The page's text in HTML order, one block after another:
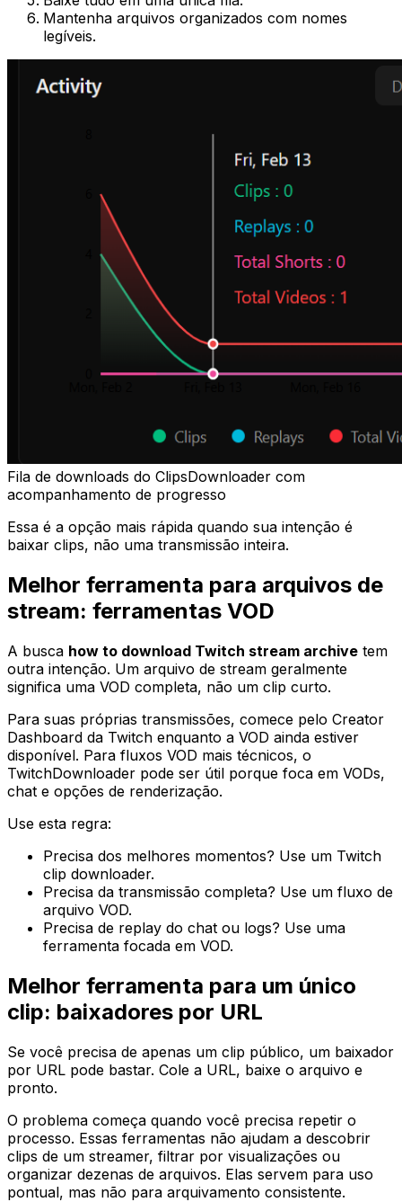
Mantenha arquivos organizados com nomes
legíveis.
Fila de downloads do ClipsDownloader com
acompanhamento de progresso
Essa é a opção mais rápida quando sua intenção é
baixar clips, não uma transmissão inteira.
Melhor ferramenta para arquivos de
stream: ferramentas VOD
A busca how to download Twitch stream archive tem
outra intenção. Um arquivo de stream geralmente
significa uma VOD completa, não um clip curto.
Para suas próprias transmissões, comece pelo Creator
Dashboard da Twitch enquanto a VOD ainda estiver
disponível. Para fluxos VOD mais técnicos, o
TwitchDownloader pode ser útil porque foca em VODs,
chat e opções de renderização.
Use esta regra:
Precisa dos melhores momentos? Use um Twitch
clip downloader.
Precisa da transmissão completa? Use um fluxo de
arquivo VOD.
Precisa de replay do chat ou logs? Use uma
ferramenta focada em VOD.
Melhor ferramenta para um único
clip: baixadores por URL
Se você precisa de apenas um clip público, um baixador
por URL pode bastar. Cole a URL, baixe o arquivo e
pronto.
O problema começa quando você precisa repetir o
processo. Essas ferramentas não ajudam a descobrir
clips de um streamer, filtrar por visualizações ou
organizar dezenas de arquivos. Elas servem para uso
pontual, mas não para arquivamento consistente.